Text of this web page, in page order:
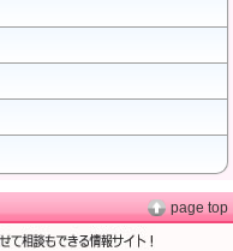
page top